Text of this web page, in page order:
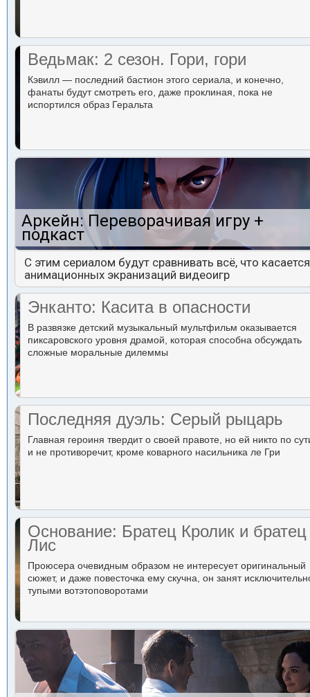
Ведьмак: 2 сезон. Гори, гори
Кэвилл — последний бастион этого сериала, и конечно,
фанаты будут смотреть его, даже проклиная, пока не
испортился образ Геральта
Аркейн: Переворачивая игру +
подкаст
С этим сериалом будут сравнивать всё, что касается
анимационных экранизаций видеоигр
Энканто: Касита в опасности
В развязке детский музыкальный мультфильм оказывается
пиксаровского уровня драмой, которая способна обсуждать
сложные моральные дилеммы
Последняя дуэль: Серый рыцарь
Главная героиня твердит о своей правоте, но ей никто по
и не противоречит, кроме коварного насильника ле Гри
Основание: Братец Кролик и братец
Лис
Проюсера очевидным образом не интересует оригинальный
сюжет, и даже повесточка ему скучна, он занят
тупыми вотэтоповоротами